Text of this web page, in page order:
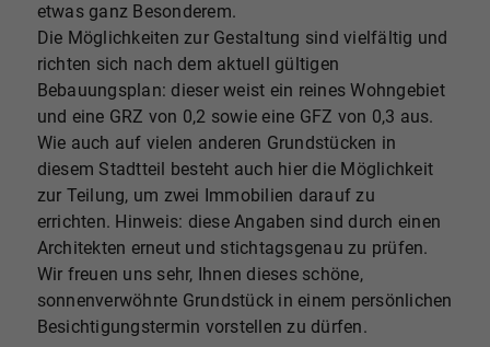
etwas ganz Besonderem.
Die Möglichkeiten zur Gestaltung sind vielfältig und
richten sich nach dem aktuell gültigen
Bebauungsplan: dieser weist ein reines Wohngebiet
und eine GRZ von 0,2 sowie eine GFZ von 0,3 aus.
Wie auch auf vielen anderen Grundstücken in
diesem Stadtteil besteht auch hier die Möglichkeit
zur Teilung, um zwei Immobilien darauf zu
errichten. Hinweis: diese Angaben sind durch einen
Architekten erneut und stichtagsgenau zu prüfen.
Wir freuen uns sehr, Ihnen dieses schöne,
sonnenverwöhnte Grundstück in einem persönlichen
Besichtigungstermin vorstellen zu dürfen.